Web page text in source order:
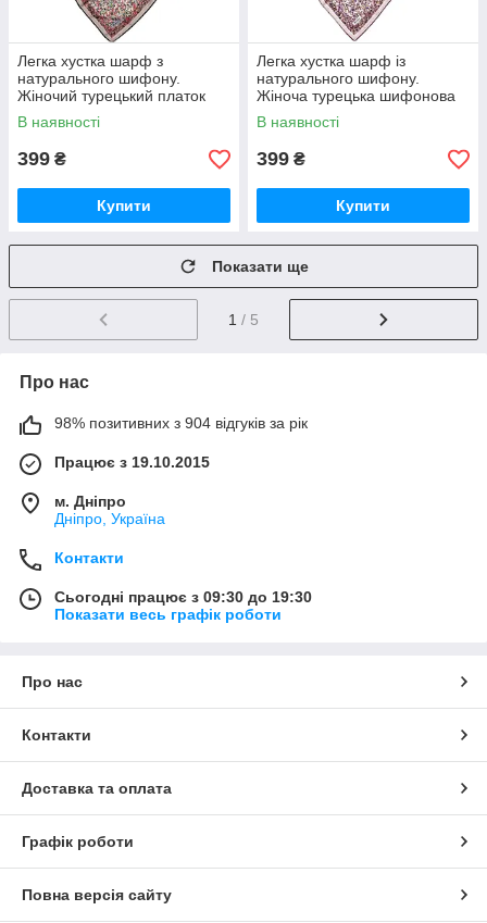
Легка хустка шарф з
натурального шифону.
Жіночий турецький платок
шарф на літо Бордово-сірий
В наявності
399 ₴
Купити
Легка хустка шарф із
натурального шифону.
Жіноча турецька шифонова
хустка на літо Бордово-
рожевий
В наявності
399 ₴
Купити
Показати ще
1 / 5
Про нас
98% позитивних з 904 відгуків за рік
Працює з 19.10.2015
м. Дніпро
Дніпро, Україна
Контакти
Сьогодні працює з 09:30 до 19:30
Показати весь графік роботи
Про нас
Контакти
Доставка та оплата
Графік роботи
Повна версія сайту